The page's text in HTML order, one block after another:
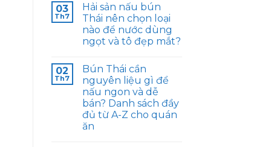
03
Th7
Hải sản nấu bún
Thái nên chọn loại
nào để nước dùng
ngọt và tô đẹp mắt?
02
Th7
Bún Thái cần
nguyên liệu gì để
nấu ngon và dễ
bán? Danh sách đầy
đủ từ A-Z cho quán
ăn